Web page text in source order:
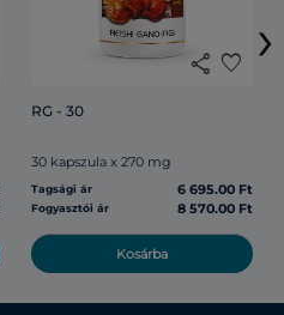
share favorite
RG - 30
30 kapszula x 270 mg
Tagsági ár 6 695.00 Ft
Fogyasztói ár 8 570.00 Ft
Kosárba
›